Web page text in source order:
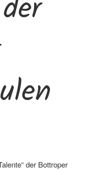
der Bottroper